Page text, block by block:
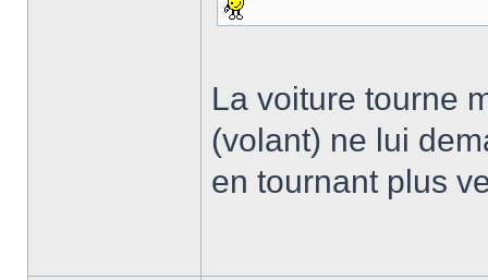
La voiture tourne
(volant) ne lui
en tournant plus